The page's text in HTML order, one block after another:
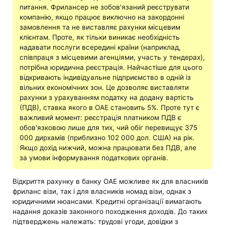
питання. Фрилансер не зобов'язаний реєструвати
компанію, якщо працює виключно на закордонні
замовлення та не виставляє рахунки місцевим
клієнтам. Проте, як тільки виникає необхідність
надавати послуги всередині країни (наприклад,
співпраця з місцевими агенціями, участь у тендерах),
потрібна юридична реєстрація. Найчастіше для цього
відкривають індивідуальне підприємство в одній із
вільних економічних зон. Це дозволяє виставляти
рахунки з урахуванням податку на додану вартість
(ПДВ), ставка якого в ОАЕ становить 5%. Проте тут є
важливий момент: реєстрація платником ПДВ є
обов'язковою лише для тих, чий обіг перевищує 375
000 дирхамів (приблизно 102 000 дол. США) на рік.
Якщо дохід нижчий, можна працювати без ПДВ, але
за умови інформування податкових органів.
Відкриття рахунку в банку ОАЕ можливе як для власників
фриланс візи, так і для власників номад візи, однак з
юридичними нюансами. Кредитні організації вимагають
надання доказів законного походження доходів. До таких
підтверджень належать: трудові угоди, довідки з